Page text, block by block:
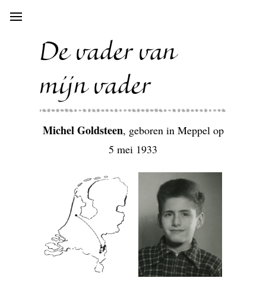
Open
De vader van
mijn vader
Michel Goldsteen, geboren in Meppel op
5 mei 1933